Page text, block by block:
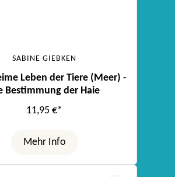
SABINE GIEBKEN
Leben der Tiere (Meer) -
Bestimmung der Haie
11,95 €*
Mehr Info